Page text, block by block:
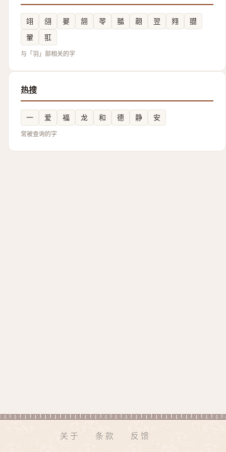
翊 翖 翣 䎏 䎆 䎓 翿 翌 翙
䎚
翬
羾
与「羽」部相关的字
热搜
一 爱 福 龙 和 德 静 安
常被查询的字
关于 条款 反馈